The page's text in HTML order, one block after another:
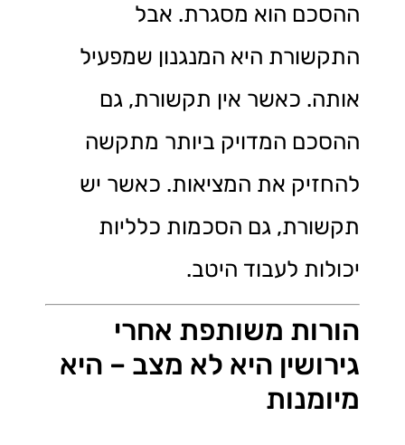
ההסכם הוא מסגרת. אבל
התקשורת היא המנגנון שמפעיל
אותה. כאשר אין תקשורת, גם
ההסכם המדויק ביותר מתקשה
להחזיק את המציאות. כאשר יש
תקשורת, גם הסכמות כלליות
יכולות לעבוד היטב.
הורות משותפת אחרי
גירושין היא לא מצב – היא
מיומנות